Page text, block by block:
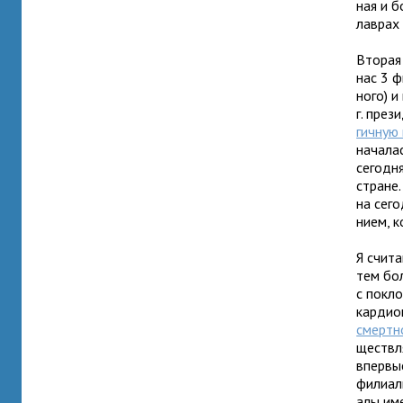
ная и
нас 3
ного)
г.
на
нием,
Я
тем
с